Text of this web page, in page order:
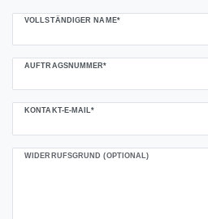
VOLLSTÄNDIGER NAME*
AUFTRAGSNUMMER*
KONTAKT-E-MAIL*
WIDERRUFSGRUND (OPTIONAL)
Ceres::Template.mailFormHoneypotLabel